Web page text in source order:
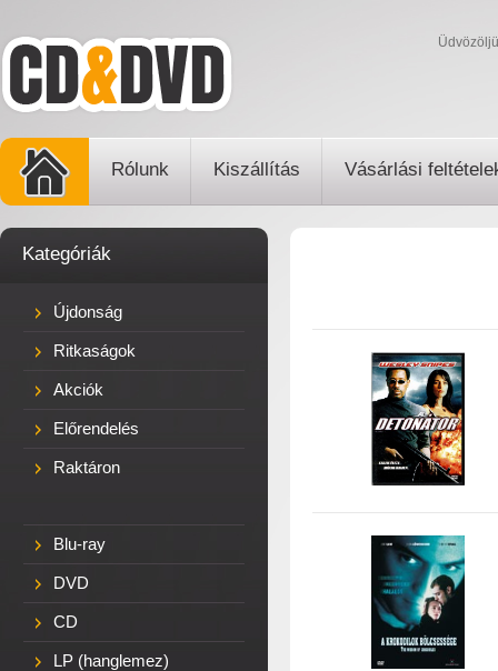
Rólunk Kiszállítás Vásárlási
Kategóriák
Újdonság
Ritkaságok
Akciók
Előrendelés
Raktáron
Blu-ray
DVD
CD
LP (hanglemez)